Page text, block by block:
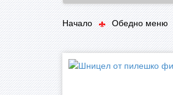
Начало Обедно меню